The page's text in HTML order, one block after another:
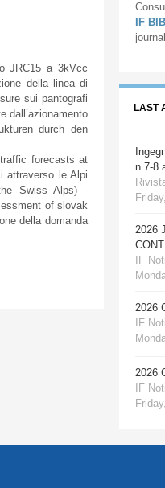
JRC15 a 3kVcc
della linea di
sui pantografi
dall’azionamento
durch den
forecasts at
attraverso le Alpi
Swiss Alps) -
of slovak
della domanda
IF
LAST
n.7-8
2026
IF
2026
IF
2026
IF